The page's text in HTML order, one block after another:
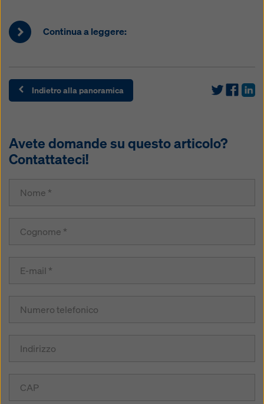
Continua a leggere:
Indietro alla panoramica
Avete domande su questo articolo?
Contattateci!